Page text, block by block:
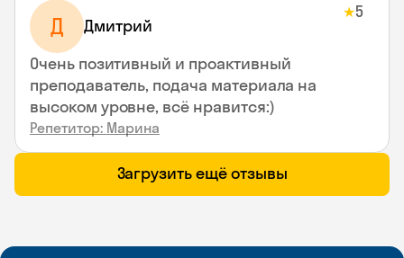
Д Дмитрий
★5
Очень позитивный и проактивный
преподаватель, подача материала на
высоком уровне, всё нравится:)
Репетитор: Марина
Загрузить ещё отзывы